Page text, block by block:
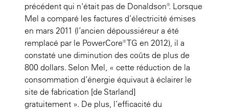
précédent qui n'était pas de Donaldson®. Lorsque
Mel a comparé les factures d’électricité émises
en mars 2011 (l’ancien dépoussiéreur a été
remplacé par le PowerCore® TG en 2012), il a
constaté une diminution des coûts de plus de
800 dollars. Selon Mel, « cette réduction de la
consommation d’énergie équivaut à éclairer le
site de fabrication [de Starland]
gratuitement ». De plus, l’efficacité du